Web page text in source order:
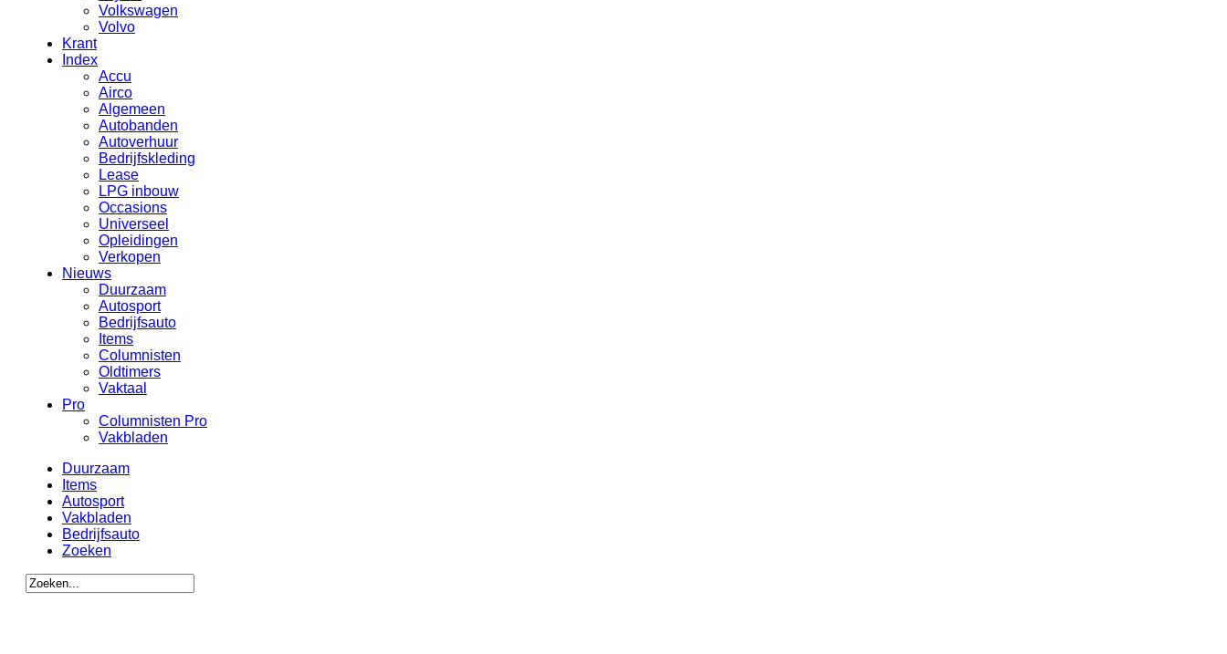
Volkswagen
Volvo
Krant
Index
Accu
Airco
Algemeen
Autobanden
Autoverhuur
Bedrijfskleding
Lease
LPG inbouw
Occasions
Universeel
Opleidingen
Verkopen
Nieuws
Duurzaam
Autosport
Bedrijfsauto
Items
Columnisten
Oldtimers
Vaktaal
Pro
Columnisten Pro
Vakbladen
Duurzaam
Items
Autosport
Vakbladen
Bedrijfsauto
Zoeken